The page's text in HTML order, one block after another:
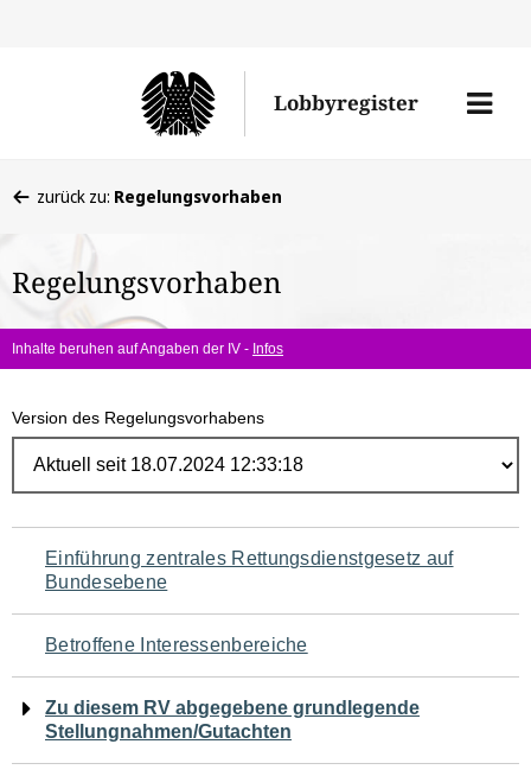
Lobbyregister
Menü
befinden
hier:
zurück zu: Regelungsvorhaben
Regelungsvorhaben
Inhalte beruhen auf Angaben der IV - Infos
Version des Regelungsvorhabens
Navigation
für
den
Seiteninhalt
Einführung zentrales Rettungsdienstgesetz auf
Bundesebene
Betroffene Interessenbereiche
Zu diesem RV abgegebene grundlegende
Stellungnahmen/Gutachten